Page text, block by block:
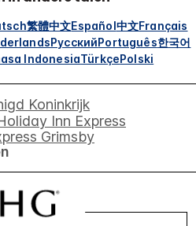
繁體中文Español中文Français
РусскийPortuguês한국어
IndonesiaTürkçePolski
Koninkrijk
Inn Express
Grimsby